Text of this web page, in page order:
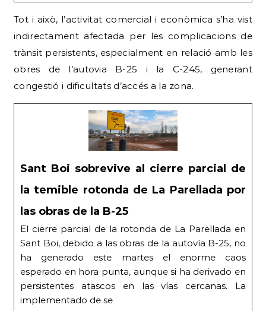
Tot i això, l’activitat comercial i econòmica s’ha vist
indirectament afectada per les complicacions de
trànsit persistents, especialment en relació amb les
obres de l’autovia B-25 i la C-245, generant
congestió i dificultats d’accés a la zona.
Sant Boi sobrevive al cierre parcial de
la temible rotonda de La Parellada por
las obras de la B-25
El cierre parcial de la rotonda de La Parellada en
Sant Boi, debido a las obras de la autovía B-25, no
ha generado este martes el enorme caos
esperado en hora punta, aunque si ha derivado en
persistentes atascos en las vías cercanas. La
implementado de se